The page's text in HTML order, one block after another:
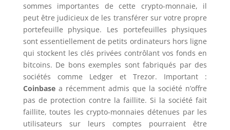
sommes importantes de cette crypto-monnaie, il
peut être judicieux de les transférer sur votre propre
portefeuille physique. Les portefeuilles physiques
sont essentiellement de petits ordinateurs hors ligne
qui stockent les clés privées contrôlant vos fonds en
bitcoins. De bons exemples sont fabriqués par des
sociétés comme Ledger et Trezor. Important :
Coinbasea récemment admis que la société n’offre
pas de protection contre la faillite. Si la société fait
faillite, toutes les crypto-monnaies détenues par les
utilisateurs sur leurs comptes pourraient être